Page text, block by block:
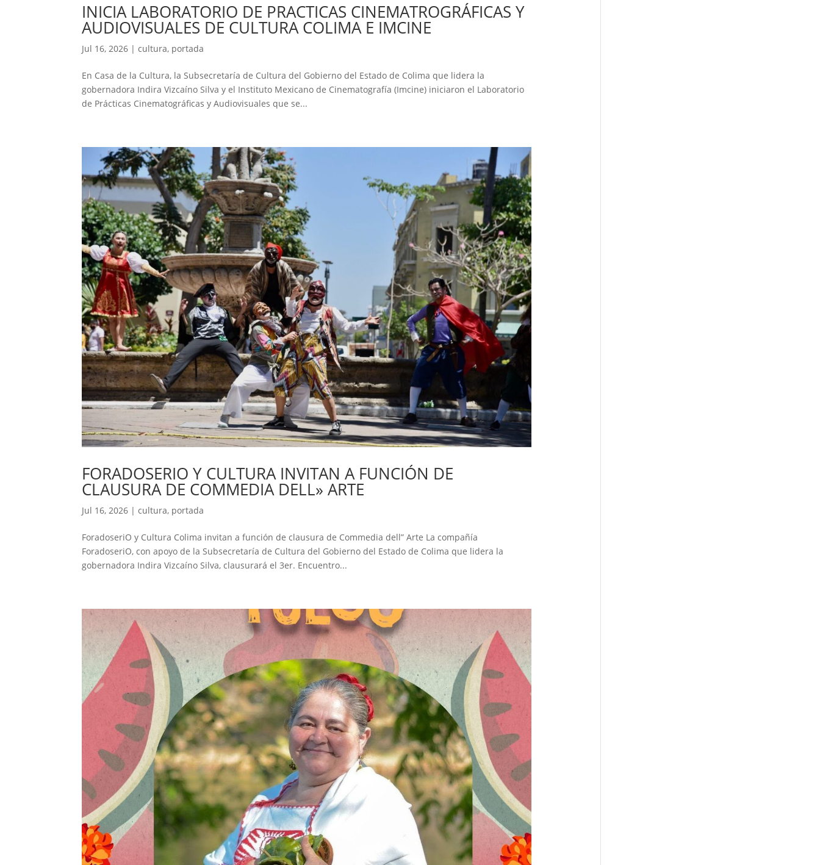
INICIA LABORATORIO DE PRACTICAS CINEMATROGRÁFICAS Y
AUDIOVISUALES DE CULTURA COLIMA E IMCINE
Jul 16, 2026 |cultura, portada
En Casa de la Cultura, la Subsecretaría de Cultura del Gobierno del Estado de Colima que lidera la
gobernadora Indira Vizcaíno Silva y el Instituto Mexicano de Cinematografía (Imcine) iniciaron el Laboratorio
de Prácticas Cinematográficas y Audiovisuales que se...
FORADOSERIO Y CULTURA INVITAN A FUNCIÓN DE
CLAUSURA DE COMMEDIA DELL» ARTE
Jul 16, 2026 |cultura, portada
ForadoseriO y Cultura Colima invitan a función de clausura de Commedia dell” Arte La compañía
ForadoseriO, con apoyo de la Subsecretaría de Cultura del Gobierno del Estado de Colima que lidera la
gobernadora Indira Vizcaíno Silva, clausurará el 3er. Encuentro...